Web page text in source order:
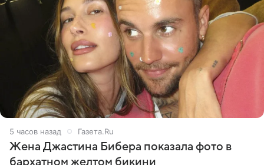
5 часов назад Газета.Ru
Жена Джастина Бибера показала фото в
бархатном желтом бикини